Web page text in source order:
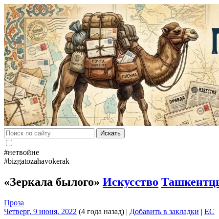
Искать
#нетвойне
#bizgatozahavokerak
«Зеркала былого» Искусство
Проза
Четверг, 9 июня, 2022 (4 года назад) | Добавить в закладки | EC